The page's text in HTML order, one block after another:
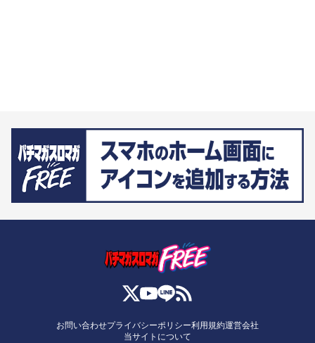
お問い合わせプライバシーポリシー利用規約運営会社
当サイトについて